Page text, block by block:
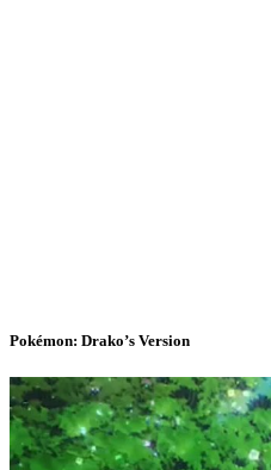
Pokémon: Drako’s Version